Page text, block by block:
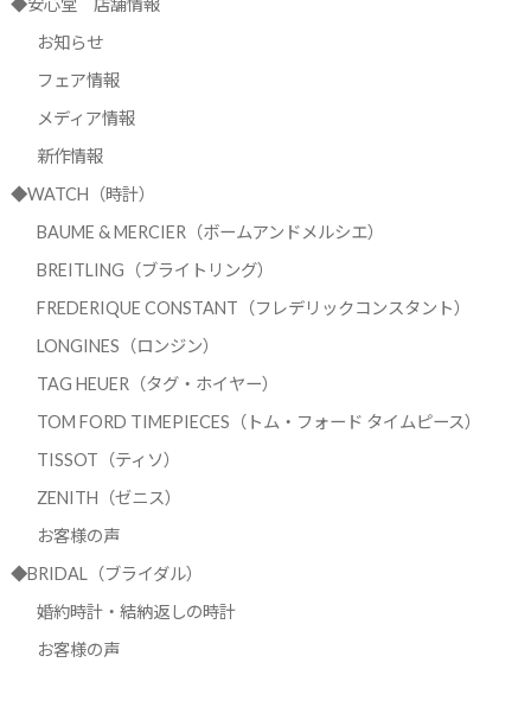
◆安心堂 店舗情報
お知らせ
フェア情報
メディア情報
新作情報
◆WATCH（時計）
BAUME & MERCIER（ボームアンドメルシエ）
BREITLING（ブライトリング）
FREDERIQUE CONSTANT（フレデリックコンスタント）
LONGINES（ロンジン）
TAG HEUER（タグ・ホイヤー）
TOM FORD TIMEPIECES（トム・フォード タイムピース）
TISSOT（ティソ）
ZENITH（ゼニス）
お客様の声
◆BRIDAL（ブライダル）
婚約時計・結納返しの時計
お客様の声